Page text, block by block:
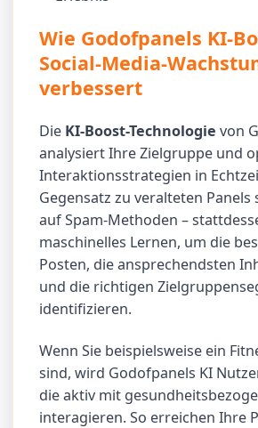
Wie Godofpanels KI-
Social-Media-
verbessert
Die KI-Boost-Technologie von
analysiert Ihre Zielgruppe und
Interaktionsstrategien in
Gegensatz zu veralteten Panels
auf Spam-Methoden –
maschinelles Lernen, um die
Posten, die ansprechendsten
und die richtigen
identifizieren.
Wenn Sie beispielsweise ein
sind, wird Godofpanels KI
die aktiv mit
interagieren. So erreichen Ihre